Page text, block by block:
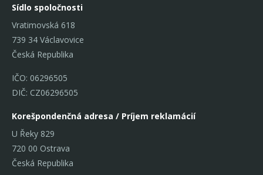
Sídlo spoločnosti
Vratimovská 618
739 34 Václavovice
Česká Republika
IČO: 06296505
DIČ: CZ06296505
Korešpondenčná adresa / Príjem reklamácií
U Řeky 829
720 00 Ostrava
Česká Republika